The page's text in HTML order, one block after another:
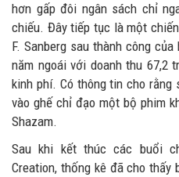
hơn gấp đôi ngân sách chỉ
chiếu. Đây tiếp tục là một
F. Sanberg sau thành công
năm ngoái với doanh thu 67,2
kinh phí. Có thông tin cho
vào ghế chỉ đạo một bộ phim
Shazam.
Sau khi kết thúc các buổi
Creation, thống kê đã cho